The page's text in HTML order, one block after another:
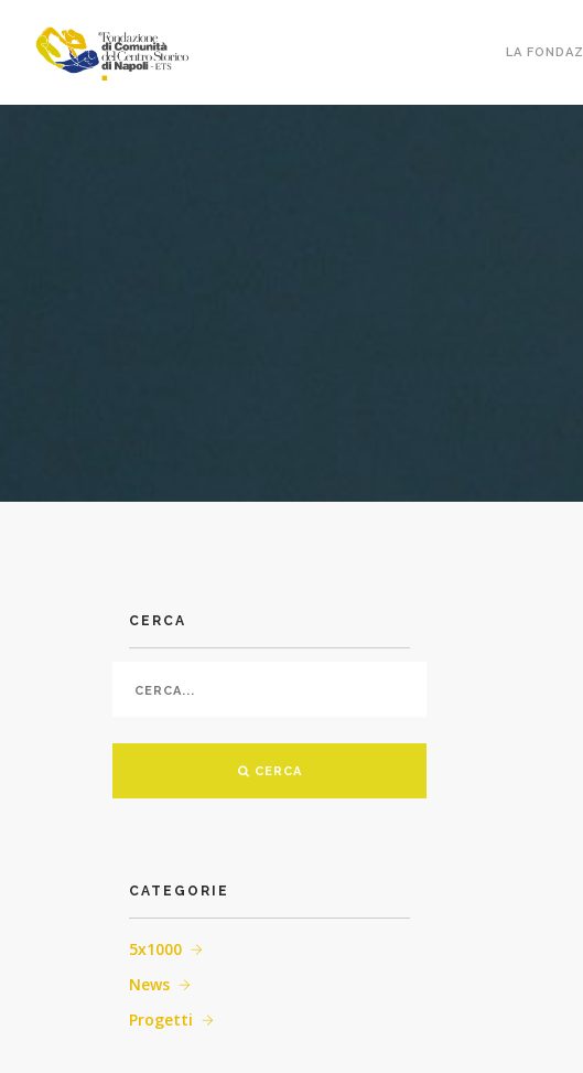
LA
CERCA
CERCA
CATEGORIE
5x1000
News
Progetti